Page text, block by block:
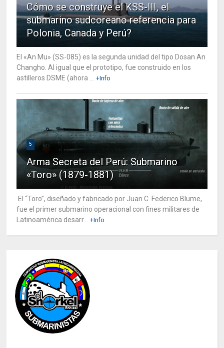
Cómo se construye el KSS-III, el
submarino sudcoreano referencia para
Polonia, Canada y Perú?
El «An Mu» (SS-085) es la segunda unidad del tipo Dosan An
Changho. Al igual que el prototipo, fue construido en los
astilleros DSME (ahora ...
+Info
5
Arma Secreta del Perú: Submarino
«Toro» (1879-1881)
El “Toro”, diseñado y fabricado por Juan C. Federico Blume,
fue el primer submarino operacional con fines militares de
Latinoamérica desarr...
+Info